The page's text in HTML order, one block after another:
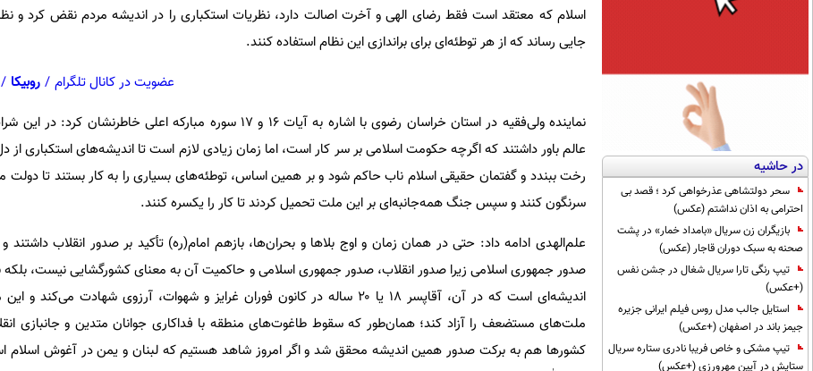
در حاشیه
سحر دولتشاهی عذرخواهی کرد ؛ قصد بی
احترامی به اذان نداشتم (عکس)
بازیگران زن سریال «بامداد خمار» در پشت
صحنه به سبک دوران قاجار (عکس)
تیپ رنگی تارا سریال شغال در جشن نفس
(+عکس)
استایل جالب مدل روس فیلم ایرانی جزیره
جیمز باند در اصفهان (+عکس)
تیپ مشکی و خاص فریبا نادری ستاره سریال
ستایش در آیین مهرورزی (+عکس)
اسلام که معتقد است فقط رضای الهی و آخرت اصالت دارد، نظریات استکباری را در اندیشه مردم نقض کرد و
جایی رساند که از هر توطئه‌ای برای براندازی این نظام استفاده کنند.
عضویت در کانال تلگرام / روبیکا /
نماینده ولی‌فقیه در استان خراسان رضوی با اشاره به آیات ۱۶ و ۱۷ سوره مبارکه اعلی
عالم باور داشتند که اگرچه حکومت اسلامی بر سر کار است، اما زمان زیادی لازم است تا اندیشه‌های استکباری
رخت ببندد و گفتمان حقیقی اسلام ناب حاکم شود و بر همین اساس، توطئه‌های بسیاری را به کار بستند تا دولت
سرنگون کنند و سپس جنگ همه‌جانبه‌ای بر این ملت تحمیل کردند تا کار را یکسره کنند.
علم‌الهدی ادامه داد: حتی در همان زمان و اوج بلاها و بحران‌ها، بازهم امام(ره) تأکید بر صدور انقلاب داشتند
صدور جمهوری اسلامی زیرا صدور انقلاب، صدور جمهوری اسلامی و حاکمیت آن به معنای کشورگشایی نیست،
اندیشه‌ای است که در آن، آقاپسر ۱۸ یا ۲۰ ساله در کانون فوران غرایز و شهوات، آرزوی شهادت
ملت‌های مستضعف را آزاد کند؛ همان‌طور که سقوط طاغوت‌های منطقه با فداکاری جوانان متدین و جانبازی
کشورها هم به برکت صدور همین اندیشه محقق شد و اگر امروز شاهد هستیم که لبنان و یمن در آغوش اسلام